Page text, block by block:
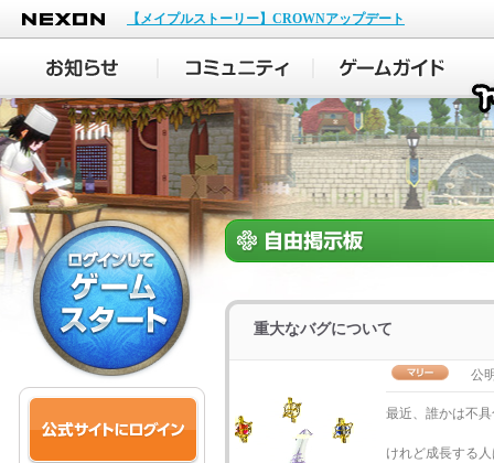
NEXON
【メイプルストーリー】CROWNアップデート
重大なバグについて
公
最近、誰かは不
けれど成長する